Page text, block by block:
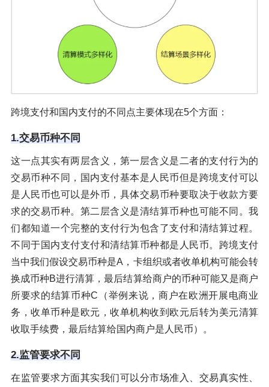
跨境支付和国内支付的不同点主要体现在5个方面：
1.交易币种不同
这一点其实有两层含义，第一层含义是二者的支付行为的
交易币种不同，国内支付基本是人民币但是跨境支付可以
是人民币也可以是外币，具体交易币种要取决于收款方要
求的交易币种。第二层含义是清结算币种也可能不同。我
们都知道一个完整的支付行为包含了支付和清结算过程。
不同于国内支付支付和清结算币种都是人民币。跨境支付
当中我们假设交易币种是A，卡组织或者收单机构可能会转
换成币种B进行清算，最后结算给商户的币种可能又是商户
所要求的结算币种C（举例来说，商户在欧洲开展电商业
务，收单币种是欧元，收单机构收到欧元后转为美元清算
收取手续费，最后结算给国内商户是人民币）。
2.监管要求不同
在监管要求方面其实我们可以分市场准入、交易真实性、